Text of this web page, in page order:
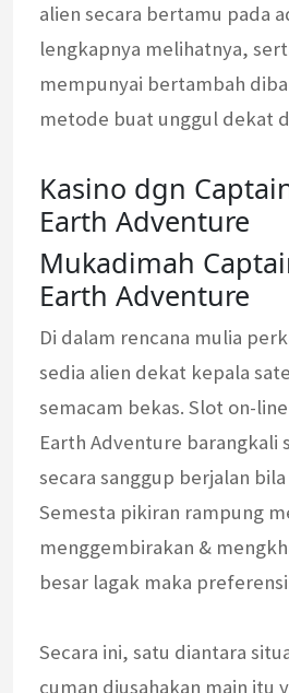
alien secara bertamu pada
lengkapnya melihatnya,
mempunyai bertambah
metode buat unggul dekat
Kasino dgn
Earth Adventure
Mukadimah
Earth Adventure
Di dalam rencana mulia
sedia alien dekat kepala
semacam bekas. Slot on-
Earth Adventure barangkali
secara sanggup berjalan
Semesta pikiran rampung
menggembirakan &
besar lagak maka
Secara ini, satu diantara
cuman diusahakan main itu